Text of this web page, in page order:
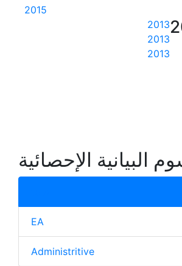
2015
2013
2013
2013
البيانية الإحصائية
EA
Administritive